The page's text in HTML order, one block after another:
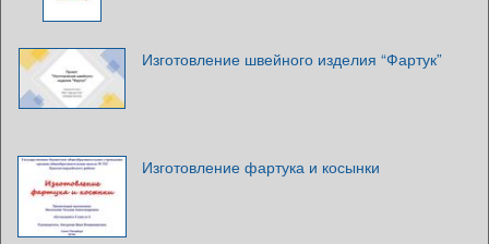
Изготовление швейного изделия “Фартук”
Изготовление фартука и косынки